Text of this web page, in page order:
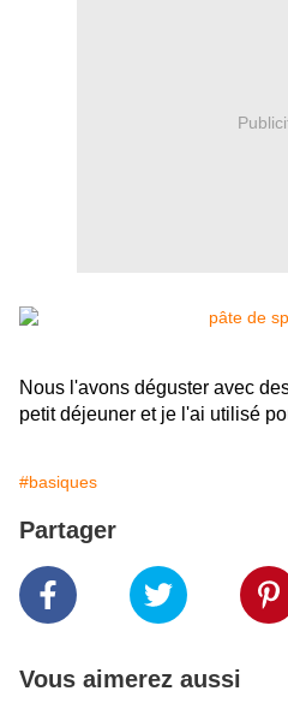
Nous l'avons déguster avec
petit déjeuner et je l'ai utilisé
#basiques
Partager
Vous aimerez aussi